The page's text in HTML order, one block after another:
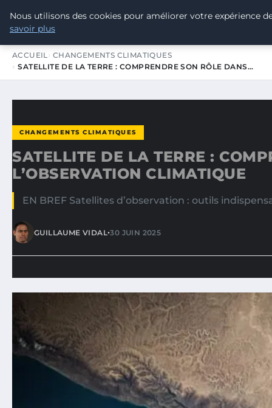
TOUR DE FRANCE POUR LE
ACCUEIL CHANGEMENTS CLIMATIQUES
SATELLITE DE LA TERRE : COMPRENDRE SON RÔLE DANS…
CHANGEMENTS CLIMATIQUES
SATELLITE DE LA TERRE :
L’OBSERVATION CLIMATIQUE
EN BREF Satellites d’observation : outils
GUILLAUME VIDAL•30 JUIN 2025
Nous utilisons des cookies pour améliorer votre expérience
savoir plus